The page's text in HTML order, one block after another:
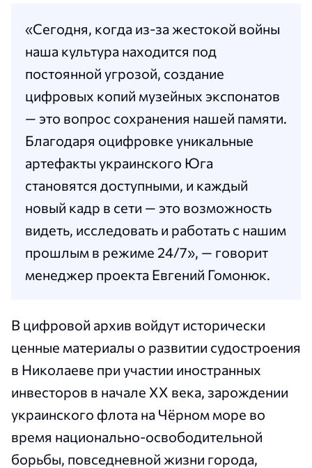
«Сегодня, когда из-за жестокой войны
наша культура находится под
постоянной угрозой, создание
цифровых копий музейных экспонатов
— это вопрос сохранения нашей памяти.
Благодаря оцифровке уникальные
артефакты украинского Юга
становятся доступными, и каждый
новый кадр в сети — это возможность
видеть, исследовать и работать с нашим
прошлым в режиме 24/7», — говорит
менеджер проекта Евгений Гомонюк.
В цифровой архив войдут исторически
ценные материалы о развитии судостроения
в Николаеве при участии иностранных
инвесторов в начале ХХ века, зарождении
украинского флота на Чёрном море во
время национально-освободительной
борьбы, повседневной жизни города,